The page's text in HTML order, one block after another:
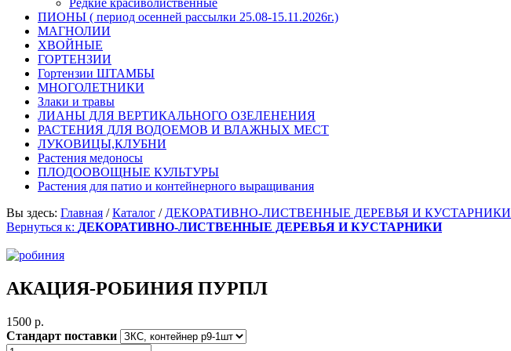
Редкие красиволиственные
ПИОНЫ ( период осенней рассылки 25.08-15.11.2026г.)
МАГНОЛИИ
ХВОЙНЫЕ
ГОРТЕНЗИИ
Гортензии ШТАМБЫ
МНОГОЛЕТНИКИ
Злаки и травы
ЛИАНЫ ДЛЯ ВЕРТИКАЛЬНОГО ОЗЕЛЕНЕНИЯ
РАСТЕНИЯ ДЛЯ ВОДОЕМОВ И ВЛАЖНЫХ МЕСТ
ЛУКОВИЦЫ,КЛУБНИ
Растения медоносы
ПЛОДООВОЩНЫЕ КУЛЬТУРЫ
Растения для патио и контейнерного выращивания
Вы здесь: Главная /Каталог / ДЕКОРАТИВНО-ЛИСТВЕННЫЕ ДЕРЕВЬЯ И КУСТАРНИКИ
Вернуться к: ДЕКОРАТИВНО-ЛИСТВЕННЫЕ ДЕРЕВЬЯ И КУСТАРНИКИ
АКАЦИЯ-РОБИНИЯ ПУРПЛ
1500 p.
Стандарт поставки